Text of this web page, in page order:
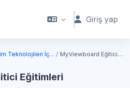
Giriş yap
Eğitim Teknolojileri İç Eğitimleri MyViewboard Eğitici Eğitimleri
Eğitimleri